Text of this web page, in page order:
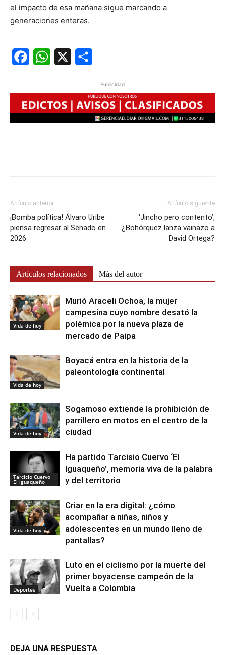
el impacto de esa mañana sigue marcando a
generaciones enteras.
FacebookWhatsApp
Publicidad
Artículo anterior
¡Bomba política! Álvaro Uribe
piensa regresar al Senado en
2026
Artículo siguiente
‘Jincho pero contento’,
¿Bohórquez lanza vainazo a
David Ortega?
Artículos relacionados Más del autor
Vida de hoy
Murió Araceli Ochoa, la mujer
campesina cuyo nombre desató la
polémica por la nueva plaza de
mercado de Paipa
Vida de hoy
Boyacá entra en la historia de la
paleontología continental
Vida de hoy
Sogamoso extiende la prohibición de
parrillero en motos en el centro de la
ciudad
Tarcicio Cuervo
El iguaqueño
Ha partido Tarcisio Cuervo ‘El
Iguaqueño’, memoria viva de la palabra
y del territorio
Vida de hoy
Criar en la era digital: ¿cómo
acompañar a niñas, niños y
adolescentes en un mundo lleno de
pantallas?
Deportes
Luto en el ciclismo por la muerte del
primer boyacense campeón de la
Vuelta a Colombia
DEJA UNA RESPUESTA